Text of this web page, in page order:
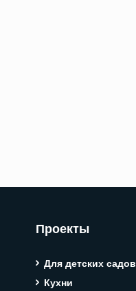
Проекты
Для детских садов
Кухни